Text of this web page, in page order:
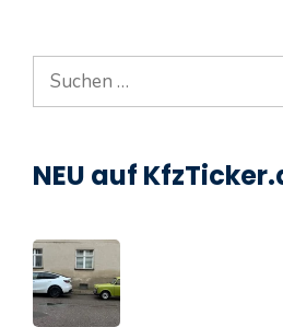
Suchen
nach:
NEU auf